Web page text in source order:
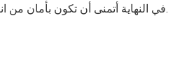
في النهاية أتمنى أن تكون بأمان من انتشار فيروس كورونا.